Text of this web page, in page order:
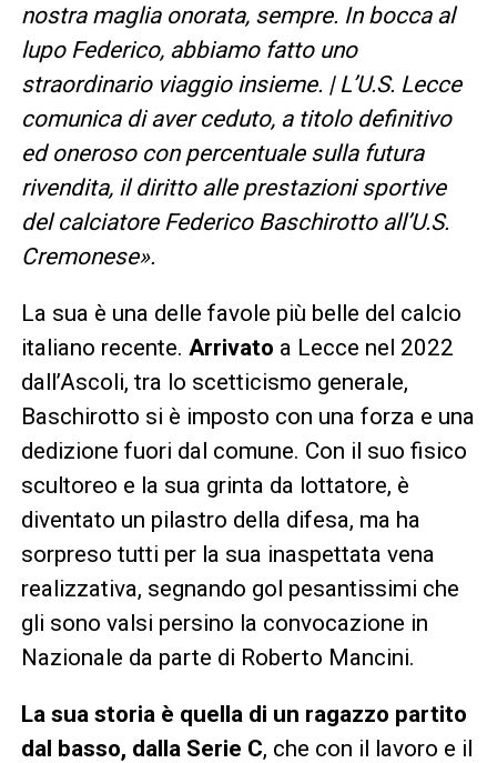
nostra maglia onorata, sempre. In bocca al
lupo Federico, abbiamo fatto uno
straordinario viaggio insieme. | L’U.S. Lecce
comunica di aver ceduto, a titolo definitivo
ed oneroso con percentuale sulla futura
rivendita, il diritto alle prestazioni sportive
del calciatore Federico Baschirotto all’U.S.
Cremonese».
La sua è una delle favole più belle del calcio
italiano recente. Arrivato a Lecce nel 2022
dall’Ascoli, tra lo scetticismo generale,
Baschirotto si è imposto con una forza e una
dedizione fuori dal comune. Con il suo fisico
scultoreo e la sua grinta da lottatore, è
diventato un pilastro della difesa, ma ha
sorpreso tutti per la sua inaspettata vena
realizzativa, segnando gol pesantissimi che
gli sono valsi persino la convocazione in
Nazionale da parte di Roberto Mancini.
La sua storia è quella di un ragazzo partito
dal basso, dalla Serie C, che con il lavoro e il